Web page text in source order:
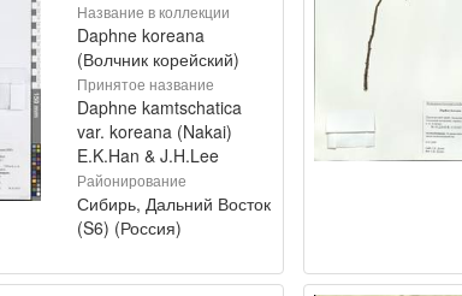
Название в коллекции
Daphne koreana
(Волчник корейский)
Принятое название
Daphne kamtschatica
var. koreana (Nakai)
E.K.Han & J.H.Lee
Районирование
Сибирь, Дальний Восток
(S6) (Россия)